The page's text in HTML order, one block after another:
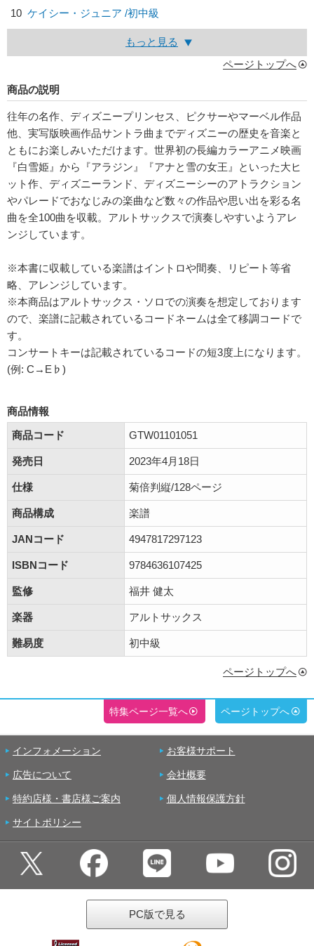
10 ケイシー・ジュニア /初中級
もっと見る
ページトップへ
商品の説明
往年の名作、ディズニープリンセス、ピクサーやマーベル作品
他、実写版映画作品サントラ曲までディズニーの歴史を音楽と
ともにお楽しみいただけます。世界初の長編カラーアニメ映画
『白雪姫』から『アラジン』『アナと雪の女王』といった大ヒ
ット作、ディズニーランド、ディズニーシーのアトラクション
やパレードでおなじみの楽曲など数々の作品や思い出を彩る名
曲を全100曲を収載。アルトサックスで演奏しやすいようアレ
ンジしています。
※本書に収載している楽譜はイントロや間奏、リピート等省
略、アレンジしています。
※本商品はアルトサックス・ソロでの演奏を想定しております
ので、楽譜に記載されているコードネームは全て移調コードで
す。
コンサートキーは記載されているコードの短3度上になります。
(例: C→E♭)
商品情報
商品コード
GTW01101051
発売日 2023年4月18日
仕様 菊倍判縦/128ページ
商品構成 楽譜
JANコード 4947817297123
ISBNコード 9784636107425
監修 福井 健太
楽器 アルトサックス
難易度 初中級
ページトップへ
特集ページ一覧へ ページトップへ
インフォメーション お客様サポート
広告について 会社概要
特約店様・書店様ご案内 個人情報保護方針
サイトポリシー
PC版で見る